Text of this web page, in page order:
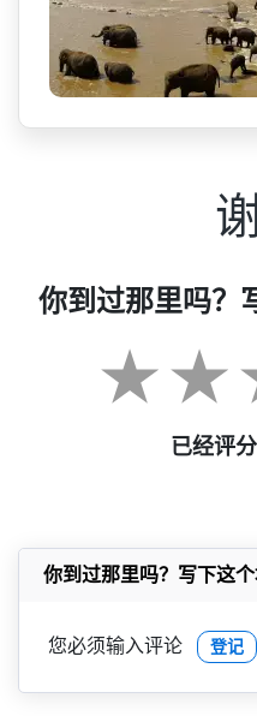
你到过那里吗？
已经评
你到过那里吗？写下这
您必须输入评论 登记